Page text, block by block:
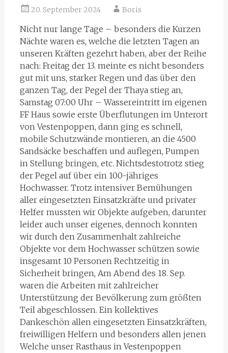
20. September 2024 Boris
Nicht nur lange Tage – besonders die Kurzen
Nächte waren es, welche die letzten Tagen an
unseren Kräften gezehrt haben, aber der Reihe
nach: Freitag der 13. meinte es nicht besonders
gut mit uns, starker Regen und das über den
ganzen Tag, der Pegel der Thaya stieg an,
Samstag 07:00 Uhr – Wassereintritt im eigenen
FF Haus sowie erste Überflutungen im Unterort
von Vestenpoppen, dann ging es schnell,
mobile Schutzwände montieren, an die 4500
Sandsäcke beschaffen und auflegen, Pumpen
in Stellung bringen, etc. Nichtsdestotrotz stieg
der Pegel auf über ein 100-jähriges
Hochwasser. Trotz intensiver Bemühungen
aller eingesetzten Einsatzkräfte und privater
Helfer mussten wir Objekte aufgeben, darunter
leider auch unser eigenes, dennoch konnten
wir durch den Zusammenhalt zahlreiche
Objekte vor dem Hochwasser schützen sowie
insgesamt 10 Personen Rechtzeitig in
Sicherheit bringen, Am Abend des 18. Sep.
waren die Arbeiten mit zahlreicher
Unterstützung der Bevölkerung zum größten
Teil abgeschlossen. Ein kollektives
Dankeschön allen eingesetzten Einsatzkräften,
freiwilligen Helfern und besonders allen jenen
Welche unser Rasthaus in Vestenpoppen